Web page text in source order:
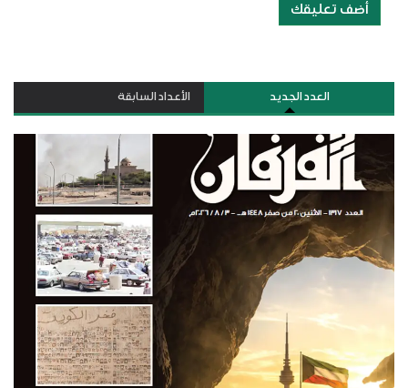
أضف تعليقك
العدد الجديد الأعداد السابقة